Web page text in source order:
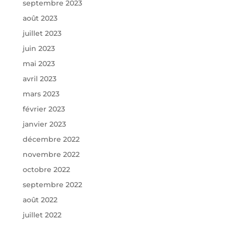
septembre 2023
août 2023
juillet 2023
juin 2023
mai 2023
avril 2023
mars 2023
février 2023
janvier 2023
décembre 2022
novembre 2022
octobre 2022
septembre 2022
août 2022
juillet 2022